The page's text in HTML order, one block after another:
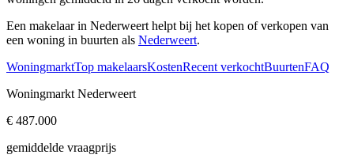
Een makelaar in Nederweert helpt bij het kopen of verkopen van
een woning in buurten als Nederweert.
WoningmarktTop makelaarsKostenRecent verkochtBuurtenFAQ
Woningmarkt Nederweert
€ 487.000
gemiddelde vraagprijs